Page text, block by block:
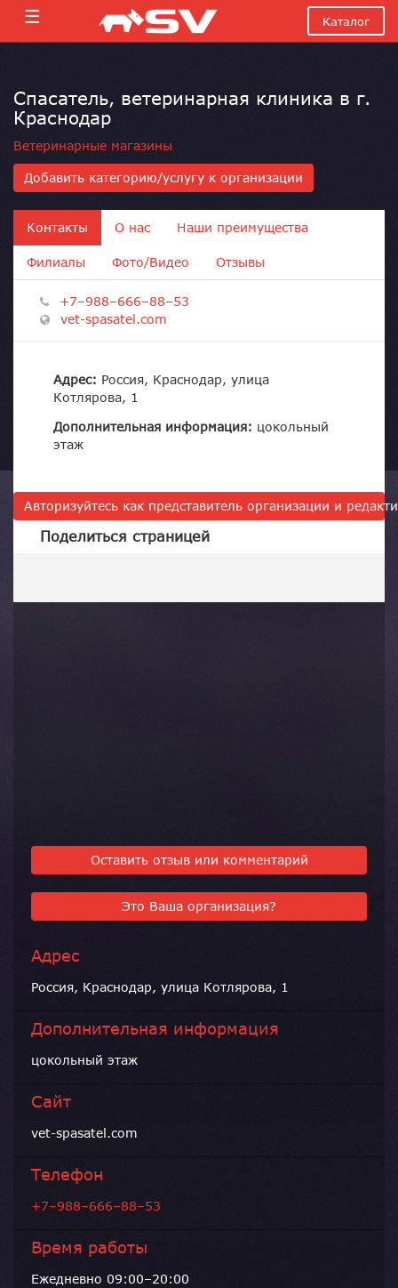
☰ Каталог
Спасатель, ветеринарная клиника в г.
Краснодар
Ветеринарные магазины
Добавить категорию/услугу к организации
Контакты О нас Наши преимущества
Филиалы Фото/Видео Отзывы
+7–988–666–88–53
vet-spasatel.com
Адрес: Россия, Краснодар, улица
Котлярова, 1
Дополнительная информация: цокольный
этаж
Авторизуйтесь как представитель организации и
Поделиться страницей
Оставить отзыв или комментарий
Это Ваша организация?
Адрес
Россия, Краснодар, улица Котлярова, 1
Дополнительная информация
цокольный этаж
Сайт
vet-spasatel.com
Телефон
+7–988–666–88–53
Время работы
Ежедневно 09:00–20:00